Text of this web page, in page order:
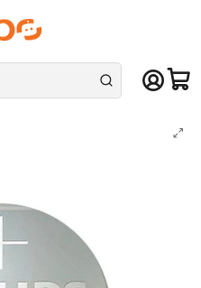
lunes a sábado en el gran
Pila Philips CR2032 - 3V